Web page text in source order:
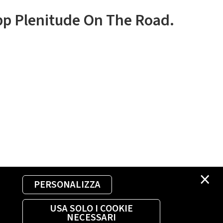
×
PERSONALIZZA
USA SOLO I COOKIE
NECESSARI
Plenitude On The Road.